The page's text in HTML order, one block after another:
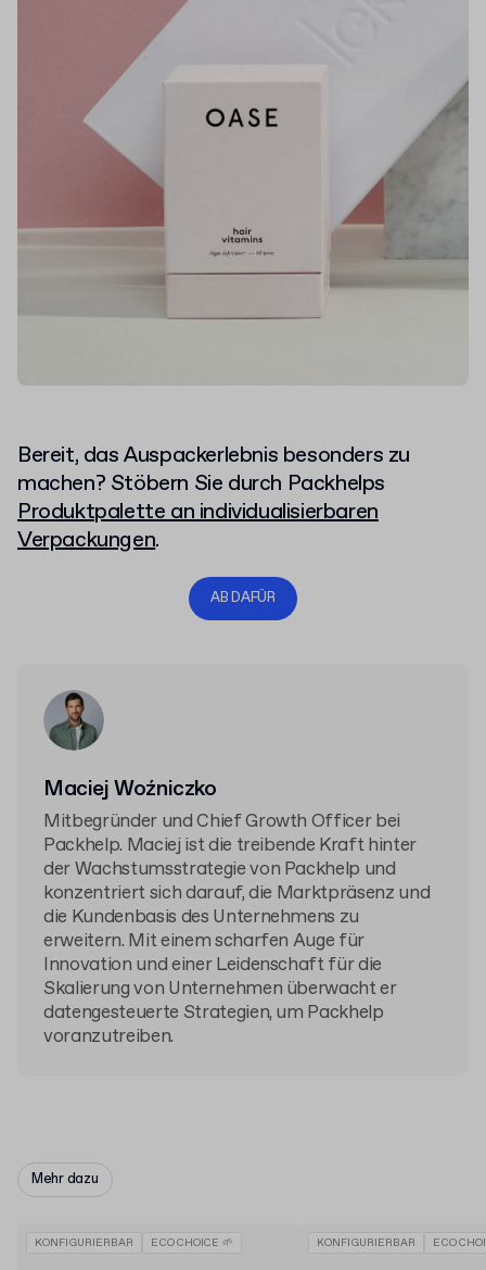
Bereit, das Auspackerlebnis besonders zu
machen? Stöbern Sie durch Packhelps
Produktpalette an individualisierbaren
Verpackungen.
AB DAFÜR
Maciej Woźniczko
Mitbegründer und Chief Growth Officer bei
Packhelp. Maciej ist die treibende Kraft hinter
der Wachstumsstrategie von Packhelp und
konzentriert sich darauf, die Marktpräsenz und
die Kundenbasis des Unternehmens zu
erweitern. Mit einem scharfen Auge für
Innovation und einer Leidenschaft für die
Skalierung von Unternehmen überwacht er
datengesteuerte Strategien, um Packhelp
voranzutreiben.
Mehr dazu
KONFIGURIERBAR ECO CHOICE 🌱 KONFIGURIERBAR ECO